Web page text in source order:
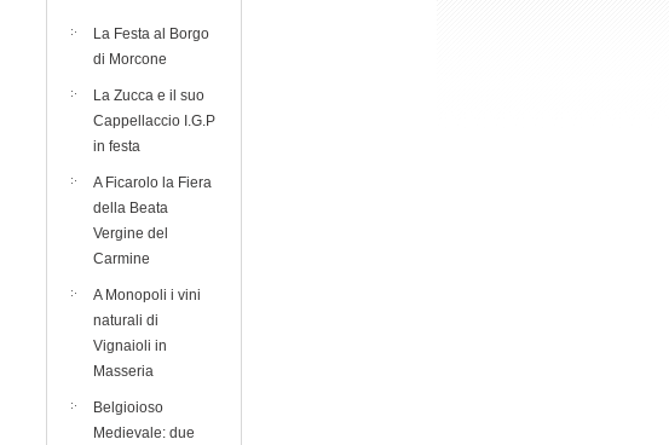
La Festa al Borgo
di Morcone
La Zucca e il suo
Cappellaccio I.G.P
in festa
A Ficarolo la Fiera
della Beata
Vergine del
Carmine
A Monopoli i vini
naturali di
Vignaioli in
Masseria
Belgioioso
Medievale: due